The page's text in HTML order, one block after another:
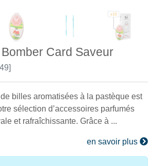
Card Saveur
billes aromatisées à la pastèque est
sélection d’accessoires parfumés
et rafraîchissante. Grâce à ...
en savoir plus